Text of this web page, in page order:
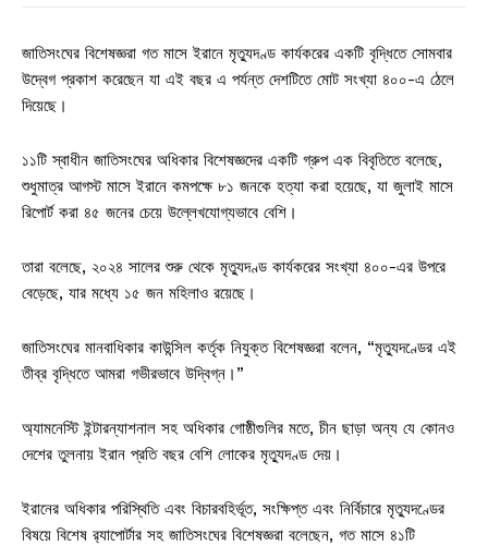
জাতিসংঘের বিশেষজ্ঞরা গত মাসে ইরানে মৃত্যুদণ্ড কার্যকরের একটি বৃদ্ধিতে সোমবার
উদ্বেগ প্রকাশ করেছেন যা এই বছর এ পর্যন্ত দেশটিতে মোট সংখ্যা ৪০০-এ ঠেলে
দিয়েছে।
১১টি স্বাধীন জাতিসংঘের অধিকার বিশেষজ্ঞদের একটি গ্রুপ এক বিবৃতিতে বলেছে,
শুধুমাত্র আগস্ট মাসে ইরানে কমপক্ষে ৮১ জনকে হত্যা করা হয়েছে, যা জুলাই মাসে
রিপোর্ট করা ৪৫ জনের চেয়ে উল্লেখযোগ্যভাবে বেশি।
তারা বলেছে, ২০২৪ সালের শুরু থেকে মৃত্যুদণ্ড কার্যকরের সংখ্যা ৪০০-এর উপরে
বেড়েছে, যার মধ্যে ১৫ জন মহিলাও রয়েছে।
জাতিসংঘের মানবাধিকার কাউন্সিল কর্তৃক নিযুক্ত বিশেষজ্ঞরা বলেন, “মৃত্যুদণ্ডের এই
তীব্র বৃদ্ধিতে আমরা গভীরভাবে উদ্বিগ্ন।”
অ্যামনেস্টি ইন্টারন্যাশনাল সহ অধিকার গোষ্ঠীগুলির মতে, চীন ছাড়া অন্য যে কোনও
দেশের তুলনায় ইরান প্রতি বছর বেশি লোকের মৃত্যুদণ্ড দেয়।
ইরানের অধিকার পরিস্থিতি এবং বিচারবহির্ভূত, সংক্ষিপ্ত এবং নির্বিচারে মৃত্যুদণ্ডের
বিষয়ে বিশেষ র‌্যাপোর্টার সহ জাতিসংঘের বিশেষজ্ঞরা বলেছেন, গত মাসে ৪১টি